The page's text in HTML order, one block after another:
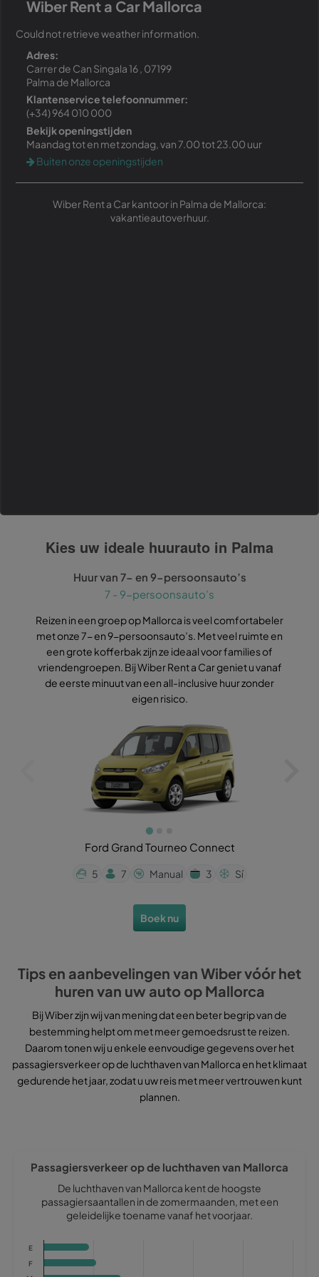
Wiber Rent a Car Mallorca
Could not retrieve weather information.
Adres:
Carrer de Can Singala 16 , 07199
Palma de Mallorca
Klantenservice telefoonnummer:
(+34) 964 010 000
Bekijk openingstijden
Maandag tot en met zondag, van 7.00 tot 23.00 uur
Buiten onze openingstijden
Wiber Rent a Car kantoor in Palma de Mallorca:
vakantieautoverhuur.
Kies uw ideale huurauto in Palma
Huur van 7- en 9-persoonsauto’s
7 - 9-persoonsauto’s
Reizen in een groep op Mallorca is veel comfortabeler
met onze 7- en 9-persoonsauto’s. Met veel ruimte en
een grote kofferbak zijn ze ideaal voor families of
vriendengroepen. Bij Wiber Rent a Car geniet u vanaf
de eerste minuut van een all-inclusive huur zonder
eigen risico.
Ford Grand Tourneo Connect
5 7 Manual 3 Sí
Boek nu
Tips en aanbevelingen van Wiber vóór het
huren van uw auto op Mallorca
Bij Wiber zijn wij van mening dat een beter begrip van de
bestemming helpt om met meer gemoedsrust te reizen.
Daarom tonen wij u enkele eenvoudige gegevens over het
passagiersverkeer op de luchthaven van Mallorca en het klimaat
gedurende het jaar, zodat u uw reis met meer vertrouwen kunt
plannen.
Passagiersverkeer op de luchthaven van Mallorca
De luchthaven van Mallorca kent de hoogste
passagiersaantallen in de zomermaanden, met een
geleidelijke toename vanaf het voorjaar.
Chart
Bar chart with 12 bars.
E
F